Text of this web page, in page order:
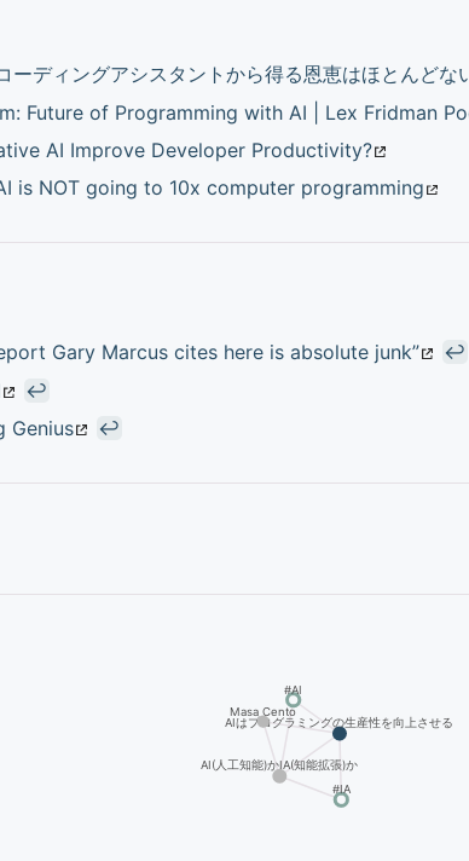
ーディングアシスタントから得る恩恵はほとんどな
Future of Programming with AI | Lex Fridman
AI Improve Developer Productivity?
is NOT going to 10x computer programming
Gary Marcus cites here is absolute junk” ↩
↩
Genius
↩
AIはプログラミングの生産性を向上させる
AI(人工知能)かIA(知能拡張)か
#AI
#IA
Masa Cento